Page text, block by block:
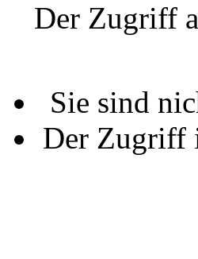
Der Zugriff
Sie sind
Der Zugriff